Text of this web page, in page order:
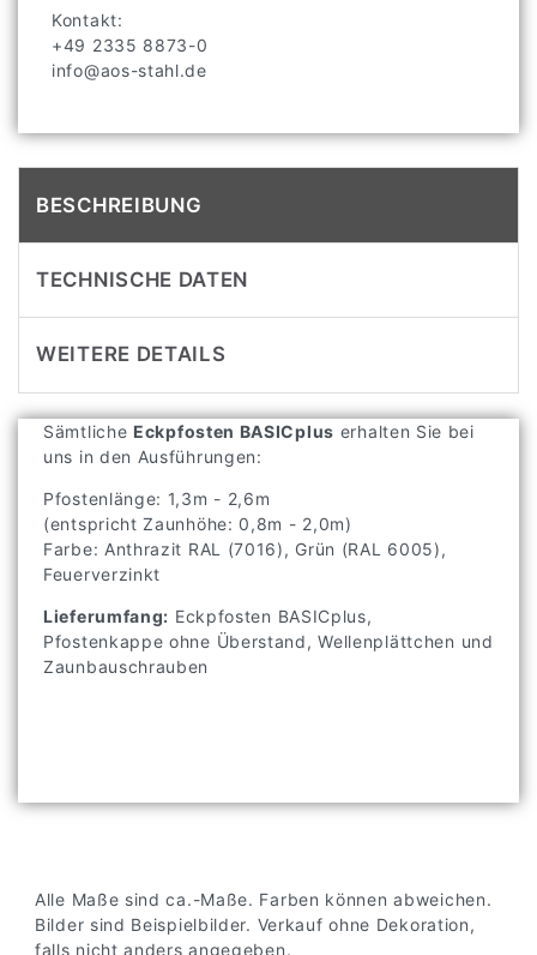
Kontakt:
+49 2335 8873-0
info@aos-stahl.de
BESCHREIBUNG
TECHNISCHE DATEN
WEITERE DETAILS
Sämtliche Eckpfosten BASICplus erhalten Sie bei
uns in den Ausführungen:
Pfostenlänge: 1,3m - 2,6m
(entspricht Zaunhöhe: 0,8m - 2,0m)
Farbe: Anthrazit RAL (7016), Grün (RAL 6005),
Feuerverzinkt
Lieferumfang: Eckpfosten BASICplus,
Pfostenkappe ohne Überstand, Wellenplättchen und
Zaunbauschrauben
Alle Maße sind ca.-Maße. Farben können abweichen.
Bilder sind Beispielbilder. Verkauf ohne Dekoration,
falls nicht anders angegeben.